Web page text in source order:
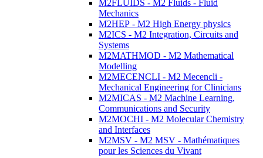
M2FLUIDS - M2 Fluids - Fluid
Mechanics
M2HEP - M2 High Energy physics
M2ICS - M2 Integration, Circuits and
Systems
M2MATHMOD - M2 Mathematical
Modelling
M2MECENCLI - M2 Mecencli -
Mechanical Engineering for Clinicians
M2MICAS - M2 Machine Learning,
Communications and Security
M2MOCHI - M2 Molecular Chemistry
and Interfaces
M2MSV - M2 MSV - Mathématiques
pour les Sciences du Vivant